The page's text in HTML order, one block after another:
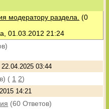
модератору раздела. (0
01.03.2012 21:24
03:44
( 1 2)
14:21
(60 Ответов)